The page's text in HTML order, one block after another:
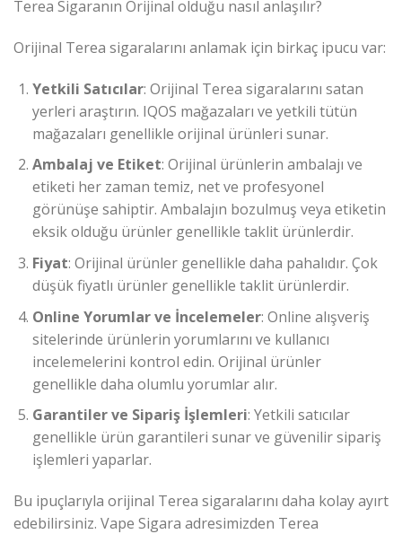
Terea Sigaranın Orijinal olduğu nasıl anlaşılır?
Orijinal Terea sigaralarını anlamak için birkaç ipucu var:
Yetkili Satıcılar: Orijinal Terea sigaralarını satan
yerleri araştırın. IQOS mağazaları ve yetkili tütün
mağazaları genellikle orijinal ürünleri sunar.
Ambalaj ve Etiket: Orijinal ürünlerin ambalajı ve
etiketi her zaman temiz, net ve profesyonel
görünüşe sahiptir. Ambalajın bozulmuş veya etiketin
eksik olduğu ürünler genellikle taklit ürünlerdir.
Fiyat: Orijinal ürünler genellikle daha pahalıdır. Çok
düşük fiyatlı ürünler genellikle taklit ürünlerdir.
Online Yorumlar ve İncelemeler: Online alışveriş
sitelerinde ürünlerin yorumlarını ve kullanıcı
incelemelerini kontrol edin. Orijinal ürünler
genellikle daha olumlu yorumlar alır.
Garantiler ve Sipariş İşlemleri: Yetkili satıcılar
genellikle ürün garantileri sunar ve güvenilir sipariş
işlemleri yaparlar.
Bu ipuçlarıyla orijinal Terea sigaralarını daha kolay ayırt
edebilirsiniz. Vape Sigara adresimizden Terea